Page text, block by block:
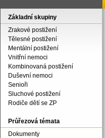
Základní skupiny
Zrakové postižení
Tělesné postižení
Mentální postižení
Vnitřní nemoci
Kombinovaná postižení
Duševní nemoci
Senioři
Sluchové postižení
Rodiče dětí se ZP
Průřezová témata
Dokumenty